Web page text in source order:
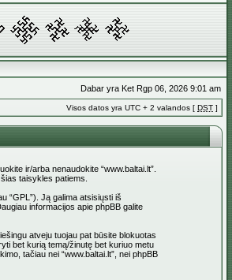
Dabar yra Ket Rgp 06, 2026 9:01 am
Visos datos yra UTC + 2 valandos [ DST ]
ir/arba nenaudokite “www.baltai.lt”.
taisykles patiems.
“GPL”). Ją galima atsisiųsti iš
informacijos apie phpBB galite
atveju tuojau pat būsite blokuotas
bet kurią temą/žinutę bet kuriuo metu
tačiau nei “www.baltai.lt”, nei phpBB